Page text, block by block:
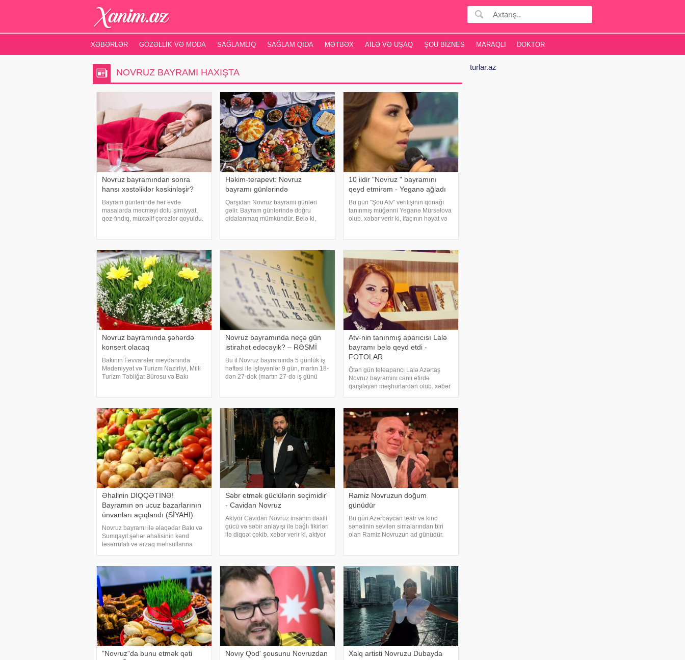
XƏBƏRLƏR GÖZƏLLIK VƏ MODA SAĞLAMLIQ SAĞLAM QIDA MƏTBƏX AILƏ VƏ UŞAQ ŞOU BIZNES MARAQLI DOKTOR
NOVRUZ BAYRAMI HAXIŞTA
Novruz bayramından sonra
hansı xəstəliklər kəskinləşir?
Bayram günlərində hər evdə
masalarda məcməyi dolu şirniyyat,
qoz-fındıq, müxtəlif çərəzlər qoyuldu.
ləbləbi atacaq
Həkim-terapevt: Novruz
bayramı günlərində
Qarşıdan Novruz bayramı günləri
gəlir. Bayram günlərində doğru
qidalanmaq mümkündür. Belə ki,
qida və şirniyyatlardan qəbu
10 ildir "Novruz " bayramını
qeyd etmirəm - Yeganə ağladı
Bu gün "Şou Atv" verilişinin qonağı
tanınmış müğənni Yeganə Mürsəlova
olub. xəbər verir ki, ifaçının həyat və
Novruz bayramında şəhərdə
konsert olacaq
Bakının Fəvvarələr meydanında
Mədəniyyət və Turizm Nazirliyi, Milli
Turizm Təbliğat Bürosu və Bakı
regional musiqi və xalq yaradıcılığ
Novruz bayramında neçə gün
istirahət edəcəyik? – RƏSMİ
Bu il Novruz bayramında 5 günlük iş
həftəsi ilə işləyənlər 9 gün, martın 18-
dən 27-dək (martın 27-də iş günü
Atv-nin tanınmış aparıcısı Lalə
bayramı belə qeyd etdi -
FOTOLAR
Ötən gün teleaparıcı Lalə Azərtaş
Novruz bayramını canlı efirdə
qarşılayan məşhurlardan olub. xəbər
və işindən zövq aldığını bildirib:
Əhalinin DİQQƏTİNƏ!
Bayramın ən ucuz bazarlarının
ünvanları açıqlandı (SİYAHI)
Novruz bayramı ilə əlaqədar Bakı və
Sumqayıt şəhər əhalisinin kənd
təsərrüfatı və ərzaq məhsullarına
imkanlarının artırılması, süni qiymət
artımının, möhtəkirliyi
Səbr etmək güclülərin seçimidir'
- Cavidan Novruz
Aktyor Cavidan Novruz insanın daxili
gücü və səbir anlayışı ilə bağlı fikirləri
ilə diqqət çəkib. xəbər verir ki, aktyor
Ramiz Novruzun doğum
günüdür
Bu gün Azərbaycan teatr və kino
sənətinin sevilən simalarından biri
olan Ramiz Novruzun ad günüdür.
tamaşaçıların qəlbind
"Novruz"da bunu etmək qəti
Novıy Qod' şousunu Novruzdan
Xalq artisti Novruzu Dubayda
turlar.az